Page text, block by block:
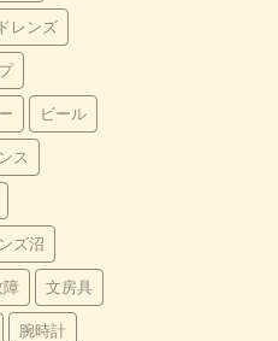
レンズ
ビール
ス
ズ沼
障 文房具
腕時計